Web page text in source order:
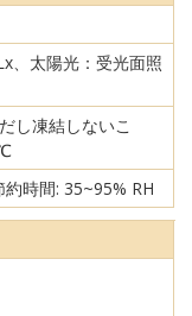
、太陽光：受光面照
し凍結しないこ
時間: 35~95% RH